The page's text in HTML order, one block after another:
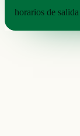
horarios de